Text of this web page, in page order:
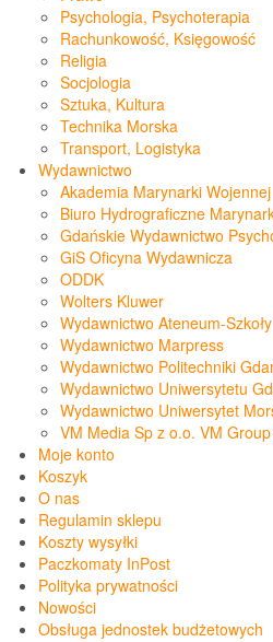
Psychologia, Psychoterapia
Rachunkowość, Księgowość
Religia
Socjologia
Sztuka, Kultura
Technika Morska
Transport, Logistyka
Wydawnictwo
Akademia Marynarki Wojennej
Biuro Hydrograficzne
Gdańskie Wydawnictwo
GiS Oficyna Wydawnicza
ODDK
Wolters Kluwer
Wydawnictwo Ateneum-
Wydawnictwo Marpress
Wydawnictwo Politechniki
Wydawnictwo Uniwersytetu
Wydawnictwo Uniwersytet
VM Media Sp z o.o. VM
Moje konto
Koszyk
O nas
Regulamin sklepu
Koszty wysyłki
Paczkomaty InPost
Polityka prywatności
Nowości
Obsługa jednostek budżetowych